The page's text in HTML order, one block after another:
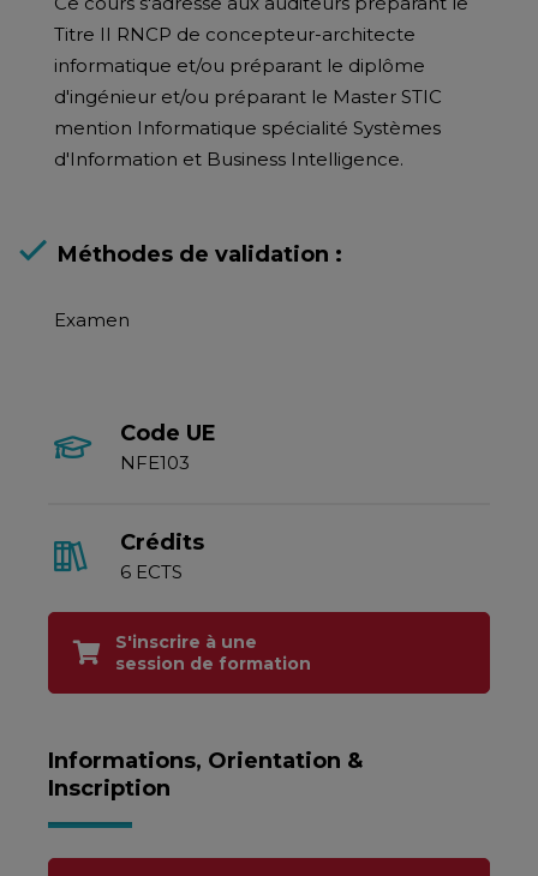
Titre II RNCP de concepteur-architecte
informatique et/ou préparant le diplôme
d'ingénieur et/ou préparant le Master STIC
mention Informatique spécialité Systèmes
d'Information et Business Intelligence.
Méthodes de validation :
Examen
Code UE
NFE103
Crédits
6 ECTS
S'inscrire à une
session de formation
Informations, Orientation &
Inscription